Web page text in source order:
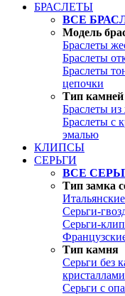
БРАСЛЕТЫ
ВСЕ
Модель
Браслеты
Браслеты
Браслеты
цепочки
Тип камней
Браслеты из
Браслеты с
эмалью
КЛИПСЫ
СЕРЬГИ
ВСЕ
Тип замка
Серьги-
Серьги-
Тип камня
Серьги без
кристаллами
Серьги с